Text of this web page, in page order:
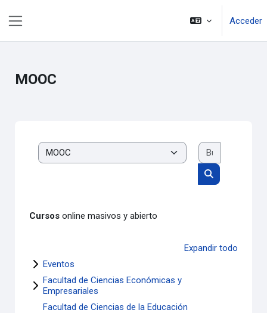
Acceder
MOOC
Categorías
Buscar cursos
Cursos online masivos y abierto
Expandir todo
Eventos
Facultad de Ciencias Económicas y
Empresariales
Facultad de Ciencias de la Educación